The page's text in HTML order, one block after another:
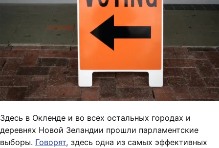
Здесь в Окленде и во всех остальных городах и
деревнях Новой Зеландии прошли парламентские
выборы. Говорят, здесь одна из самых эффективных